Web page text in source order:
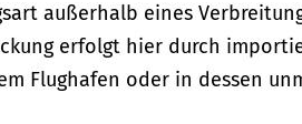
außerhalb eines
erfolgt hier durch
Flughafen oder in dessen